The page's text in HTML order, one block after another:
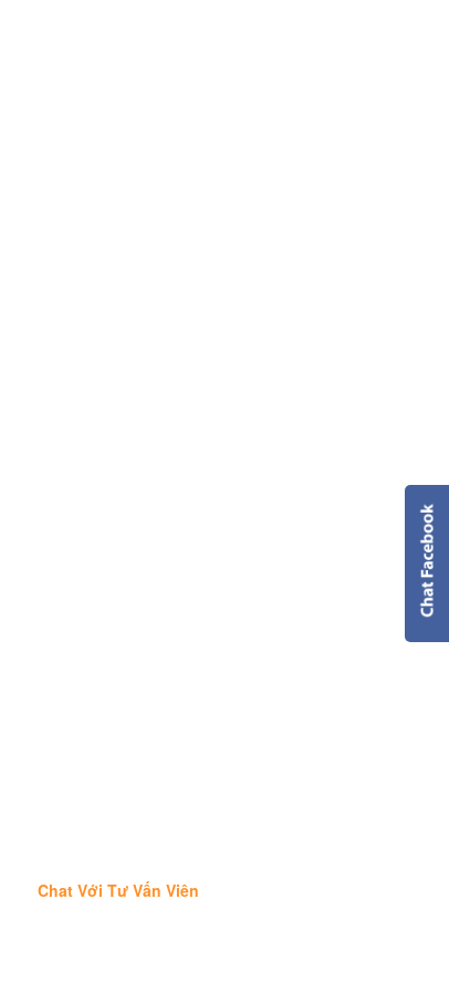
Chat Với Tư Vấn Viên